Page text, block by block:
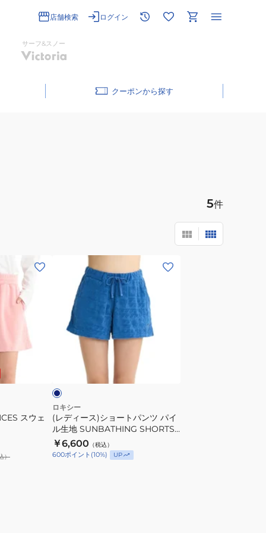
店舗検索 ログイン
サーフ&スノー
クーポン
5件
スウェ
）
パ
ン
ツ
パ
イ
ネ
ロキシー
(レディース)ショートパンツ パイ
ル生地 SUNBATHING SHORTS
25SURPT252035NVY
￥6,600 （税込）
600ポイント (10%) UP